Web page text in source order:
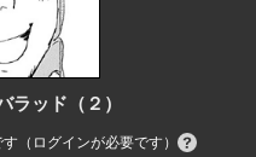
ッド（２）
（ログインが必要です）